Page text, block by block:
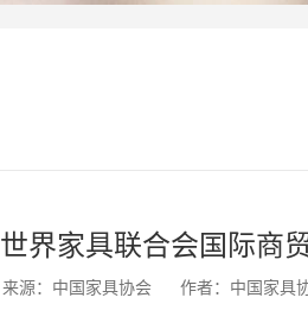
世界家具联合会国际商
来源：中国家具协会 作者：中国家具